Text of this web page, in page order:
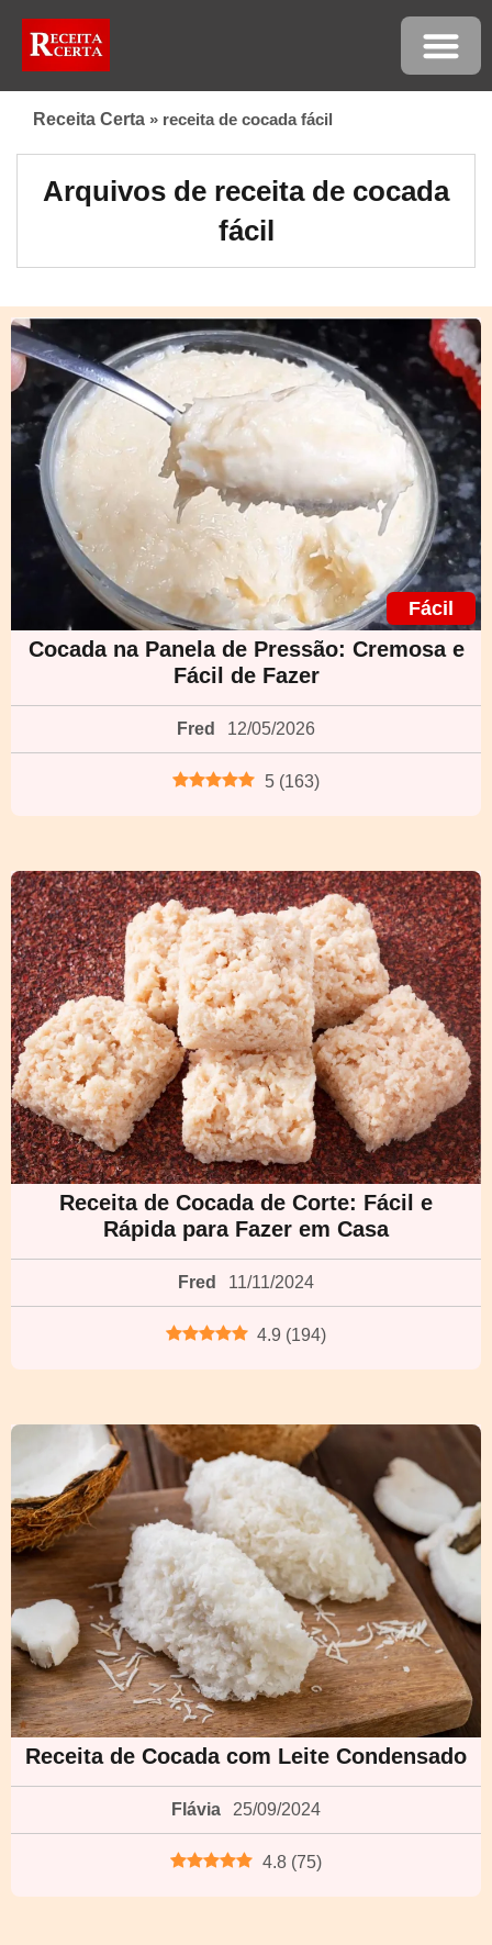
Receita Certa » receita de cocada fácil
Arquivos de receita de cocada
fácil
Fácil
Cocada na Panela de Pressão: Cremosa e
Fácil de Fazer
Fred 12/05/2026
5 (163)
Receita de Cocada de Corte: Fácil e
Rápida para Fazer em Casa
Fred 11/11/2024
4.9 (194)
Receita de Cocada com Leite Condensado
Flávia 25/09/2024
4.8 (75)